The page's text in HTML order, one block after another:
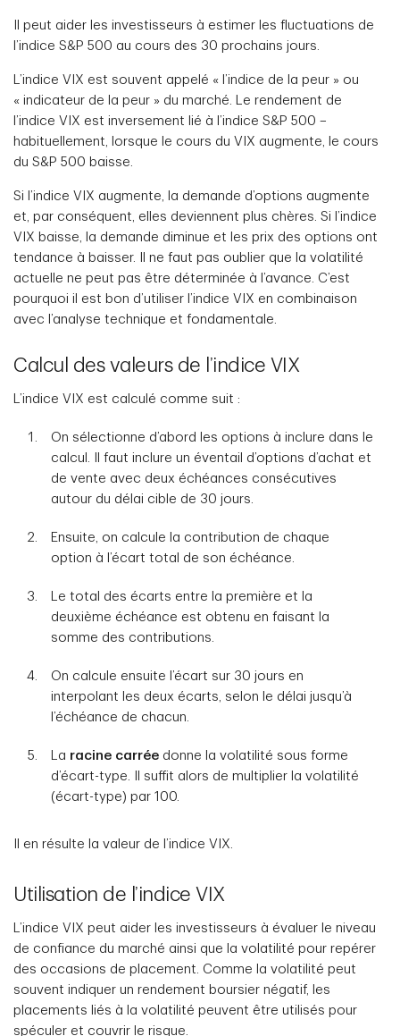
Il peut aider les investisseurs à estimer les fluctuations de
l’indice S&P 500 au cours des 30 prochains jours.
L’indice VIX est souvent appelé « l’indice de la peur » ou
« indicateur de la peur » du marché. Le rendement de
l’indice VIX est inversement lié à l’indice S&P 500 –
habituellement, lorsque le cours du VIX augmente, le cours
du S&P 500 baisse.
Si l’indice VIX augmente, la demande d’options augmente
et, par conséquent, elles deviennent plus chères. Si l’indice
VIX baisse, la demande diminue et les prix des options ont
tendance à baisser. Il ne faut pas oublier que la volatilité
actuelle ne peut pas être déterminée à l’avance. C’est
pourquoi il est bon d’utiliser l’indice VIX en combinaison
avec l’analyse technique et fondamentale.
Calcul des valeurs de l’indice VIX
L’indice VIX est calculé comme suit :
On sélectionne d’abord les options à inclure dans le
calcul. Il faut inclure un éventail d’options d’achat et
de vente avec deux échéances consécutives
autour du délai cible de 30 jours.
Ensuite, on calcule la contribution de chaque
option à l’écart total de son échéance.
Le total des écarts entre la première et la
deuxième échéance est obtenu en faisant la
somme des contributions.
On calcule ensuite l’écart sur 30 jours en
interpolant les deux écarts, selon le délai jusqu’à
l’échéance de chacun.
La racine carrée donne la volatilité sous forme
d’écart-type. Il suffit alors de multiplier la volatilité
(écart-type) par 100.
Il en résulte la valeur de l’indice VIX.
Utilisation de l’indice VIX
L’indice VIX peut aider les investisseurs à évaluer le niveau
de confiance du marché ainsi que la volatilité pour repérer
des occasions de placement. Comme la volatilité peut
souvent indiquer un rendement boursier négatif, les
placements liés à la volatilité peuvent être utilisés pour
spéculer et couvrir le risque.